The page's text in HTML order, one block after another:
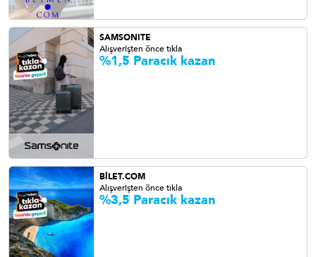
SAMSONITE
Alışverişten önce tıkla
%1,5 Paracık kazan
BİLET.COM
Alışverişten önce tıkla
%3,5 Paracık kazan